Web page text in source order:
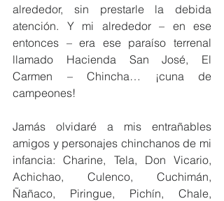
alrededor, sin prestarle la debida
atención. Y mi alrededor – en ese
entonces – era ese paraíso terrenal
llamado Hacienda San José, El
Carmen – Chincha… ¡cuna de
campeones!
Jamás olvidaré a mis entrañables
amigos y personajes chinchanos de mi
infancia: Charine, Tela, Don Vicario,
Achichao, Culenco, Cuchimán,
Ñañaco, Piringue, Pichín, Chale,